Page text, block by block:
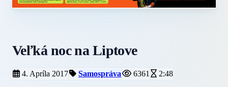
Veľká noc na Liptove
4. Apríla 2017 Samospráva 6361 2:48